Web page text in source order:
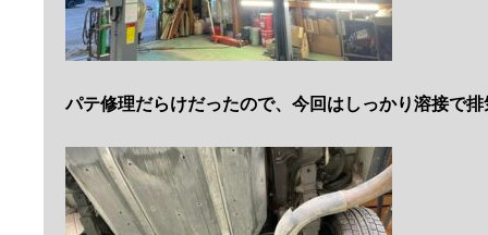
パテ修理だらけだったので、今回はしっかり溶接で